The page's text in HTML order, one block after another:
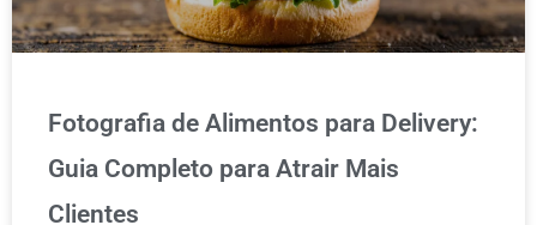
Fotografia de Alimentos para Delivery:
Guia Completo para Atrair Mais
Clientes